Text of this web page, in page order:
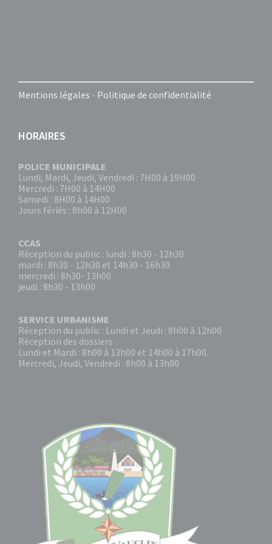
Mentions légales - Politique de confidentialité
HORAIRES
POLICE MUNICIPALE
Lundi, Mardi, Jeudi, Vendredi : 7H00 à 19H00
Mercredi : 7H00 à 14H00
Samedi : 8H00 à 14H00
Jours fériés : 8h00 à 12H00
CCAS
Réception du public : lundi : 8h30 - 12h30
mardi : 8h30 - 12h30 et 14h30 - 16h30
mercredi : 8h30- 13h00
jeudi : 8h30 - 13h00
SERVICE URBANISME
Réception du public : Lundi et Jeudi : 8h00 à 12h00
Réception des dossiers :
Lundi et Mardi : 8h00 à 13h00 et 14h00 à 17h00.
Mercredi, Jeudi, Vendredi : 8h00 à 13h00